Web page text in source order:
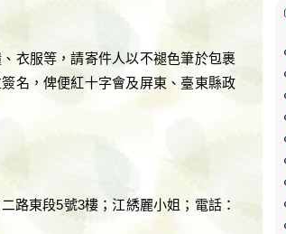
衣服等，請寄件人以不褪色筆於包裹
名，俾便紅十字會及屏東、臺東縣政
路東段5號3樓；江綉麗小姐；電話：